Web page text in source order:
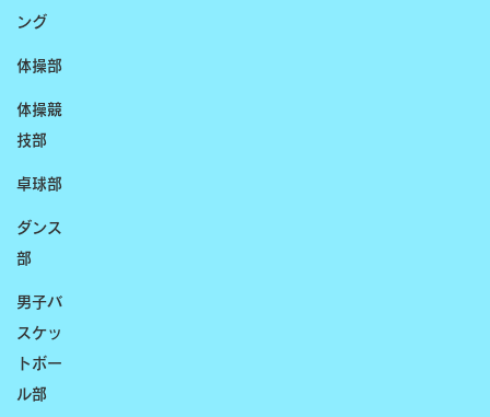
ング
体操部
体操競
技部
卓球部
ダンス
部
男子バ
スケッ
トボー
ル部